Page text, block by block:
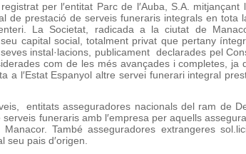
per l′entitat Parc de l′Auba, S.A. mitjançant
de prestació de serveis funeraris integrals en tota
La Societat, radicada a la ciutat de
capital social, totalment privat que pertany
instal·lacions, publicament declarades pel
com de les més avançades i completes, ja
a l′Estat Espanyol altre servei funerari integral
entitats asseguradores nacionals del ram de
funeraris amb l′empresa per aquells
També asseguradores extrangeres
pais d′origen.